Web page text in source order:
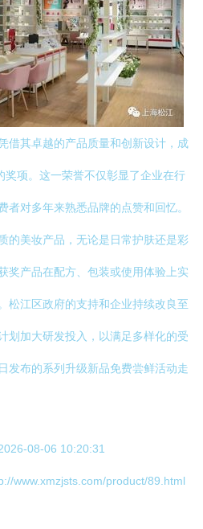
借其卓越的产品质量和创新设计，成
奖项。这一荣誉不仅彰显了企业在行
者对多年来熟悉品牌的点赞和回忆。
的美妆产品，无论是日常护肤还是彩
奖产品在配方、包装或使用体验上实
松江区政府的支持和企业持续改良至
划加大研发投入，以满足多样化的受
发布的系列升级新品免费尝鲜活动走
08-06 10:20:31
www.xmzjsts.com/product/89.html